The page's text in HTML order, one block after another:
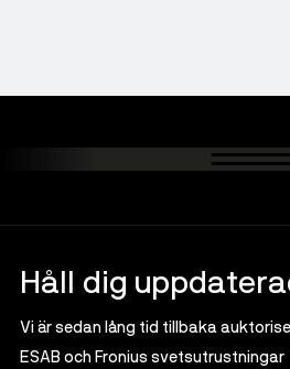
Håll dig
Vi är sedan lång tid tillbaka
ESAB och Fronius svetsutrustningar